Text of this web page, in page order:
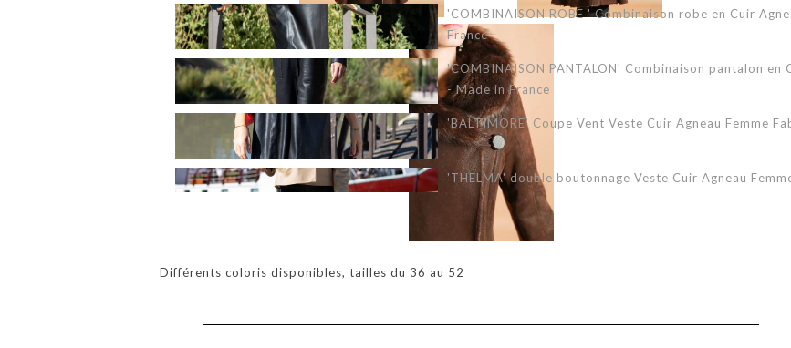
Différents coloris disponibles, tailles du 36 au 52
'COMBINAISON ROBE ' Combinaison robe en Cuir
France
'COMBINAISON PANTALON' Combinaison pantalon en
- Made in France
'BALTIMORE' Coupe Vent Veste Cuir Agneau Femme
'THELMA' double boutonnage Veste Cuir Agneau
'ERIKA 3/4' Veste Cuir Agneau Femme Fabrication